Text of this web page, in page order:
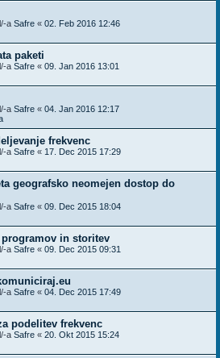
a Safre « 02. Feb 2016 12:46
paketi
a Safre « 09. Jan 2016 13:01
a Safre « 04. Jan 2016 12:17
frekvenc
a Safre « 17. Dec 2015 17:29
geografsko neomejen dostop do
a Safre « 09. Dec 2015 18:04
in storitev
a Safre « 09. Dec 2015 09:31
a Safre « 04. Dec 2015 17:49
podelitev frekvenc
a Safre « 20. Okt 2015 15:24